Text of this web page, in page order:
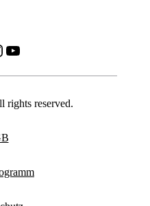
YouTube
rights reserved.